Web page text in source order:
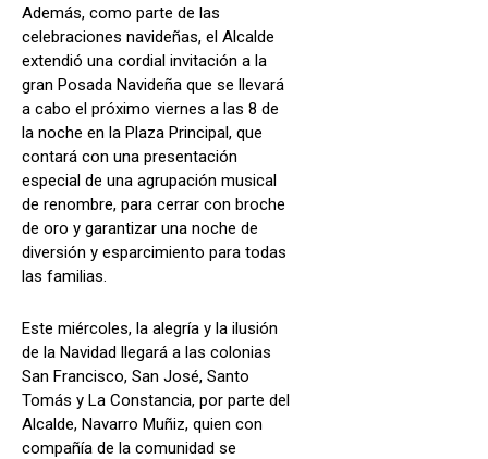
Además, como parte de las
celebraciones navideñas, el Alcalde
extendió una cordial invitación a la
gran Posada Navideña que se llevará
a cabo el próximo viernes a las 8 de
la noche en la Plaza Principal, que
contará con una presentación
especial de una agrupación musical
de renombre, para cerrar con broche
de oro y garantizar una noche de
diversión y esparcimiento para todas
las familias.
Este miércoles, la alegría y la ilusión
de la Navidad llegará a las colonias
San Francisco, San José, Santo
Tomás y La Constancia, por parte del
Alcalde, Navarro Muñiz, quien con
compañía de la comunidad se